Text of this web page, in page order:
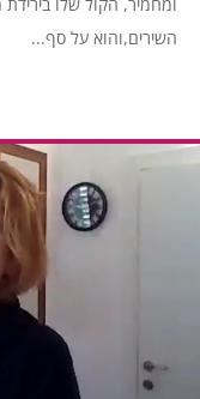
ומחמיר, הקול שלו
השירים,והוא על סף...